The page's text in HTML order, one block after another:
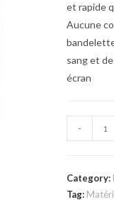
et rapide
Aucune
sang et
écran
ACCU
INSTANT
AVEC
-
Category:
Tag: